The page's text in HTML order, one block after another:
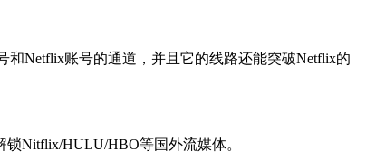
和Netflix账号的通道，并且它的线路还能突破Netflix的
Nitflix/HULU/HBO等国外流媒体。